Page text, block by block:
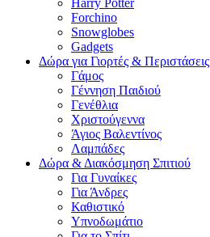
Harry Potter
Forchino
Snowglobes
Gadgets
Δώρα για Γιορτές & Περιστάσεις
Γάμος
Γέννηση Παιδιού
Γενέθλια
Χριστούγεννα
Άγιος Βαλεντίνος
Λαμπάδες
Δώρα & Διακόσμηση Σπιτιού
Για Γυναίκες
Για Άνδρες
Καθιστικό
Υπνοδωμάτιο